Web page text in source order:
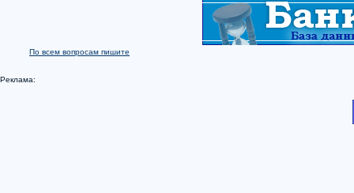
По всем вопросам пишите
Реклама: